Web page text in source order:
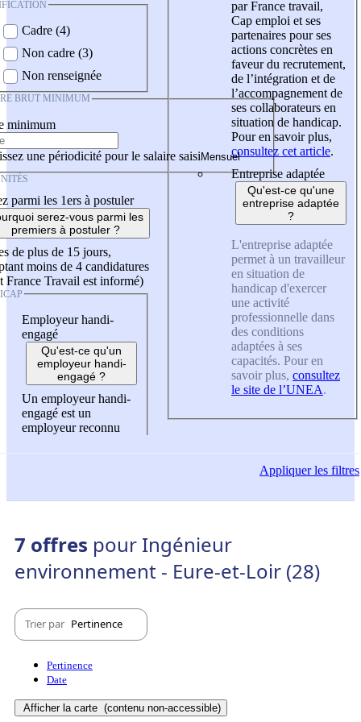
Cadre (4)
Non cadre (3)
Non renseignée
BRUT MINIMUM
minimum
une périodicité pour le salaire saisi
parmi les 1ers à postuler
serez-vous parmi les
premiers à postuler ?
de plus de 15 jours,
moins de 4 candidatures
France Travail est informé)
Employeur handi-
engagé
Qu'est-ce qu'un
employeur handi-
engagé ?
Un employeur handi-
engagé est un
employeur reconnu
par France travail,
Cap emploi et ses
partenaires pour ses
actions concrètes en
faveur du recrutement,
de l’intégration et de
l’accompagnement de
ses collaborateurs en
situation de handicap.
Pour en savoir plus,
consultez cet article.
Entreprise adaptée
Qu'est-ce qu'une
entreprise adaptée
?
L'entreprise adaptée
permet à un travailleur
en situation de
handicap d'exercer
une activité
professionnelle dans
des conditions
adaptées à ses
capacités. Pour en
savoir plus, consultez
le site de l’UNEA.
Appliquerles filtres
7 offres pour Ingénieur
environnement - Eure-et-Loir (28)
Trier par Pertinence
Pertinence
Date
Afficher la carte (contenu non-accessible)